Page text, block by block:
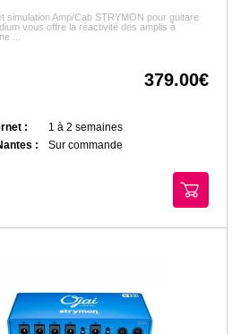
simulation Amp/Cab STRYMON pour guitare
vous offre la réactivité des amplis à
...
379.00
:
1 à 2 semaines
:
Sur commande